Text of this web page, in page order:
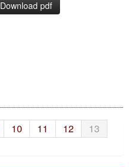
Download pdf
10 11 12
13